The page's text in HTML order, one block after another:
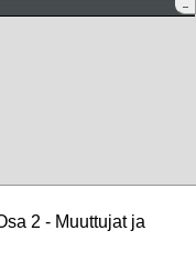
–
2 - Muuttujat ja